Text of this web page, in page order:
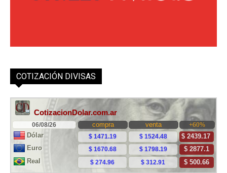
COTIZACIÓN DIVISAS